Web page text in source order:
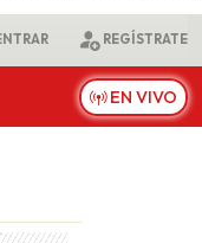
REGÍSTRATE
EN VIVO